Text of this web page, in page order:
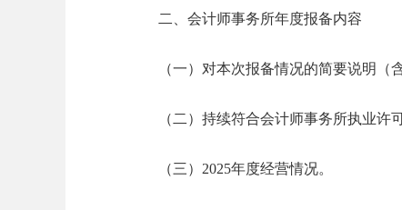
二、会计师事务所年度报备内容
（一）对本次报备情况的简要说明（含
（二）持续符合会计师事务所执业许可
（三）2025年度经营情况。